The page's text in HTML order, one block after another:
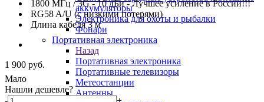
аккумуляторы
Электроника для охоты и рыбалки
Фонари
Портативная электроника
Назад
Портативная электроника
Портативные телевизоры
Метеостанции
Антенны
1800 МГц / 3G - 10 дБи - Лучшее усиление в России!!!
RG58 A/U (с низкими потерями)
Длина кабеля 3 м
1 900 руб.
Мало
Нашли дешевле?